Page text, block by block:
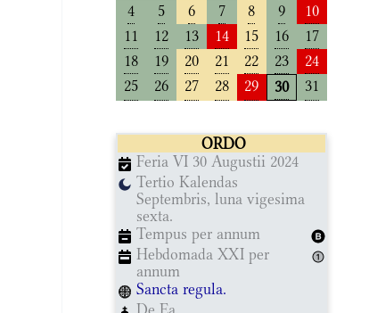
4
5 6 7 8 9
10
11
12 13 14 15 16
17
18
19 20 21 22 23
24
25
26 27 28 29 30 31
ORDO
Feria VI 30 Augustii 2024
Tertio Kalendas
Septembris, luna vigesima
sexta.
Tempus per annum
Hebdomada XXI per
annum
Sancta regula.
De Ea.